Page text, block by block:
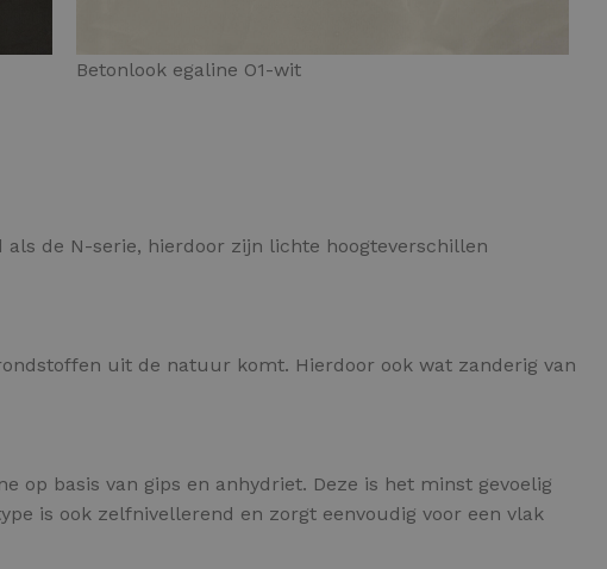
Betonlook egaline O1-wit
de N-serie, hierdoor zijn lichte hoogteverschillen
uit de natuur komt. Hierdoor ook wat zanderig van
basis van gips en anhydriet. Deze is het minst gevoelig
is ook zelfnivellerend en zorgt eenvoudig voor een vlak